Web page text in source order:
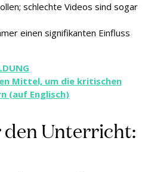
schlechte Videos sind sogar
einen signifikanten Einfluss
Mittel, um die kritischen
(auf Englisch)
Unterricht: